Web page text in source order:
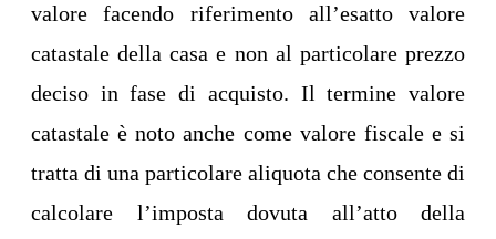
valore facendo riferimento all’esatto valore
catastale della casa e non al particolare prezzo
deciso in fase di acquisto. Il termine valore
catastale è noto anche come valore fiscale e si
tratta di una particolare aliquota che consente di
calcolare l’imposta dovuta all’atto della